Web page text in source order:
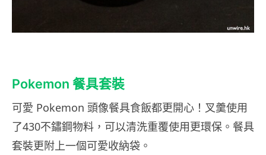
Pokemon 餐具套裝
可愛 Pokemon 頭像餐具食飯都更開心！叉羹使用
了430不鏽鋼物料，可以清洗重覆使用更環保。餐具
套裝更附上一個可愛收納袋。